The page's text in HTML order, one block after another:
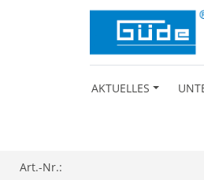
AKTUELLES
Art.-Nr.: